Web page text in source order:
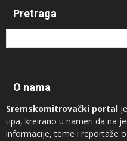
Pretraga
O nama
Sremskomitrovački portal
tipa, kreirano u nameri da na
informacije, teme i reportaže